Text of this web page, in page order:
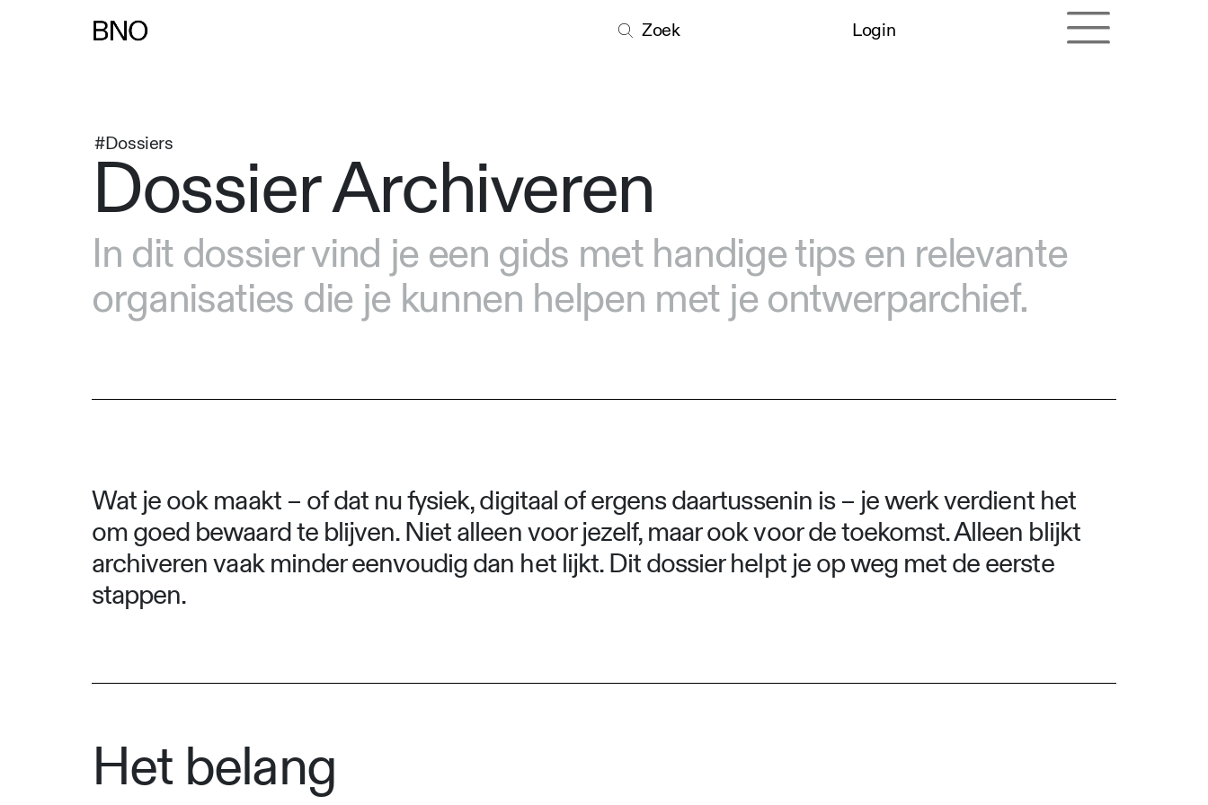
Zoek Login
#Dossiers
Dossier Archiveren
In dit dossier vind je een gids met handige tips en relevante
organisaties die je kunnen helpen met je ontwerparchief.
Wat je ook maakt – of dat nu fysiek, digitaal of ergens daartussenin is – je werk verdient het
om goed bewaard te blijven. Niet alleen voor jezelf, maar ook voor de toekomst. Alleen blijkt
archiveren vaak minder eenvoudig dan het lijkt. Dit dossier helpt je op weg met de eerste
stappen.
Het belang